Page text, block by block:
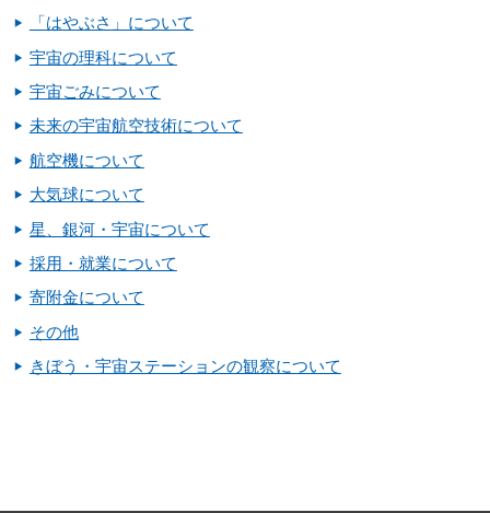
「はやぶさ」について
宇宙の理科について
宇宙ごみについて
未来の宇宙航空技術について
航空機について
大気球について
星、銀河・宇宙について
採用・就業について
寄附金について
その他
きぼう・宇宙ステーションの観察について